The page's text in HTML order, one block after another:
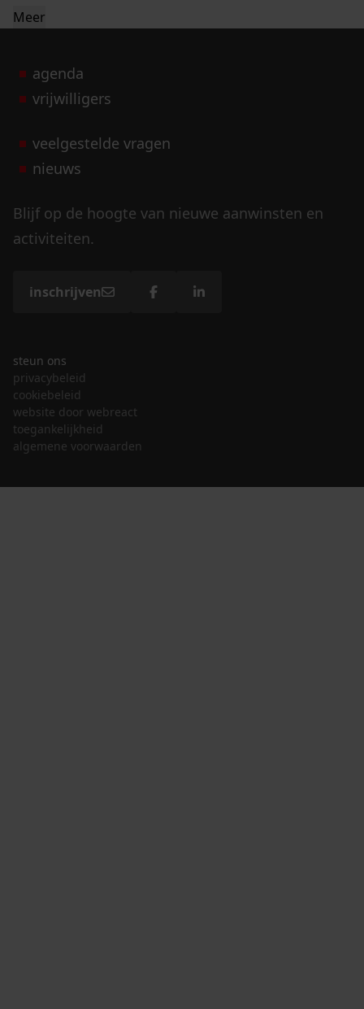
Meer
agenda
vrijwilligers
veelgestelde vragen
nieuws
Blijf op de hoogte van nieuwe aanwinsten en
activiteiten.
inschrijven
steun ons
privacybeleid
cookiebeleid
website door webreact
toegankelijkheid
algemene voorwaarden